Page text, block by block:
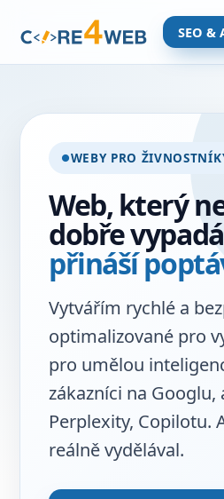
SEO
WEBY PRO
Web, který
dobře
přináší
Vytvářím rychlé a
optimalizované pro
pro umělou
zákazníci na Googlu,
Perplexity, Copilotu.
reálně vydělával.